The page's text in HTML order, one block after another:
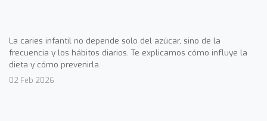
La caries infantil no depende solo del azúcar, sino de la
frecuencia y los hábitos diarios. Te explicamos cómo influye la
dieta y cómo prevenirla.
02 Feb 2026